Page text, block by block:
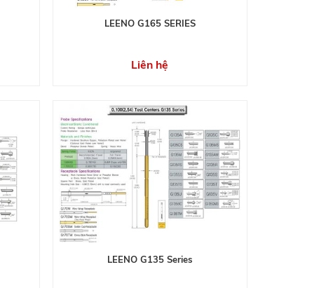
LEENO G165 SERIES
Liên hệ
LEENO G135 Series